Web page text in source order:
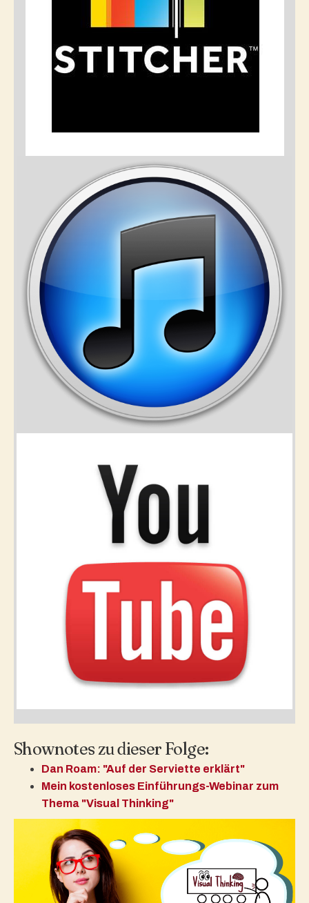
Shownotes zu dieser Folge:
Dan Roam: "Auf der Serviette erklärt"
Mein kostenloses Einführungs-Webinar zum
Thema "Visual Thinking"